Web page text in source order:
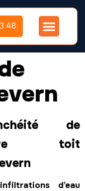
48
de
toit
d’eau